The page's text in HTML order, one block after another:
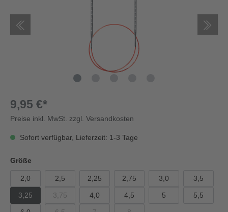
9,95 €*
Preise inkl. MwSt. zzgl. Versandkosten
Sofort verfügbar, Lieferzeit: 1-3 Tage
Größe
2,0 2,5 2,25 2,75 3,0 3,5
3,25 3,75 4,0 4,5 5 5,5